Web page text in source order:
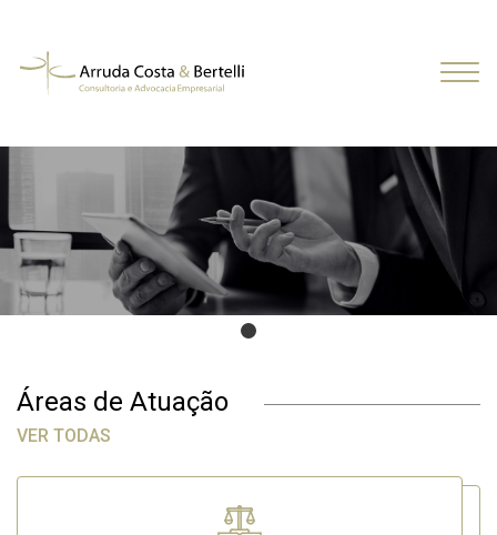
Áreas de Atuação
VER TODAS